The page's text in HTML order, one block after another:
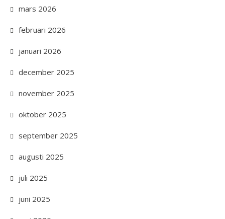
mars 2026
februari 2026
januari 2026
december 2025
november 2025
oktober 2025
september 2025
augusti 2025
juli 2025
juni 2025